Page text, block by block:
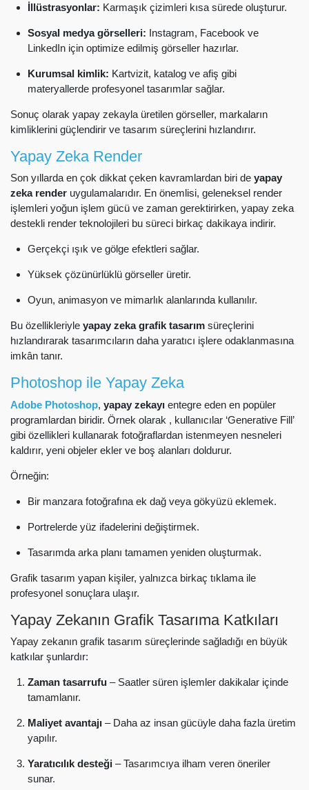
İllüstrasyonlar: Karmaşık çizimleri kısa sürede oluşturur.
Sosyal medya görselleri: Instagram, Facebook ve
LinkedIn için optimize edilmiş görseller hazırlar.
Kurumsal kimlik: Kartvizit, katalog ve afiş gibi
materyallerde profesyonel tasarımlar sağlar.
Sonuç olarak yapay zekayla üretilen görseller, markaların
kimliklerini güçlendirir ve tasarım süreçlerini hızlandırır.
Yapay Zeka Render
Son yıllarda en çok dikkat çeken kavramlardan biri de yapay
zeka render uygulamalarıdır. En önemlisi, geleneksel render
işlemleri yoğun işlem gücü ve zaman gerektirirken, yapay zeka
destekli render teknolojileri bu süreci birkaç dakikaya indirir.
Gerçekçi ışık ve gölge efektleri sağlar.
Yüksek çözünürlüklü görseller üretir.
Oyun, animasyon ve mimarlık alanlarında kullanılır.
Bu özellikleriyle yapay zeka grafik tasarım süreçlerini
hızlandırarak tasarımcıların daha yaratıcı işlere odaklanmasına
imkân tanır.
Photoshop ile Yapay Zeka
Adobe Photoshop, yapay zekayı entegre eden en popüler
programlardan biridir. Örnek olarak , kullanıcılar ‘Generative Fill’
gibi özellikleri kullanarak fotoğraflardan istenmeyen nesneleri
kaldırır, yeni objeler ekler ve boş alanları doldurur.
Örneğin:
Bir manzara fotoğrafına ek dağ veya gökyüzü eklemek.
Portrelerde yüz ifadelerini değiştirmek.
Tasarımda arka planı tamamen yeniden oluşturmak.
Grafik tasarım yapan kişiler, yalnızca birkaç tıklama ile
profesyonel sonuçlara ulaşır.
Yapay Zekanın Grafik Tasarıma Katkıları
Yapay zekanın grafik tasarım süreçlerinde sağladığı en büyük
katkılar şunlardır:
Zaman tasarrufu – Saatler süren işlemler dakikalar içinde
tamamlanır.
Maliyet avantajı – Daha az insan gücüyle daha fazla üretim
yapılır.
Yaratıcılık desteği – Tasarımcıya ilham veren öneriler
sunar.